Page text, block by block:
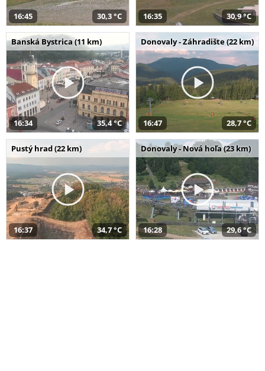
16:45 30,3 °C 16:35 30,9 °C
Banská Bystrica (11 km)
16:34 35,4 °C
Donovaly - Záhradište (22 km)
16:47 28,7 °C
Pustý hrad (22 km)
16:37 34,7 °C
Donovaly - Nová hoľa (23 km)
16:28 29,6 °C